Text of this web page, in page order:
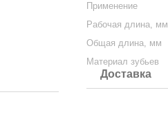
Применение
Рабочая длина, мм
Общая длина, мм
Материал зубьев
Доставка